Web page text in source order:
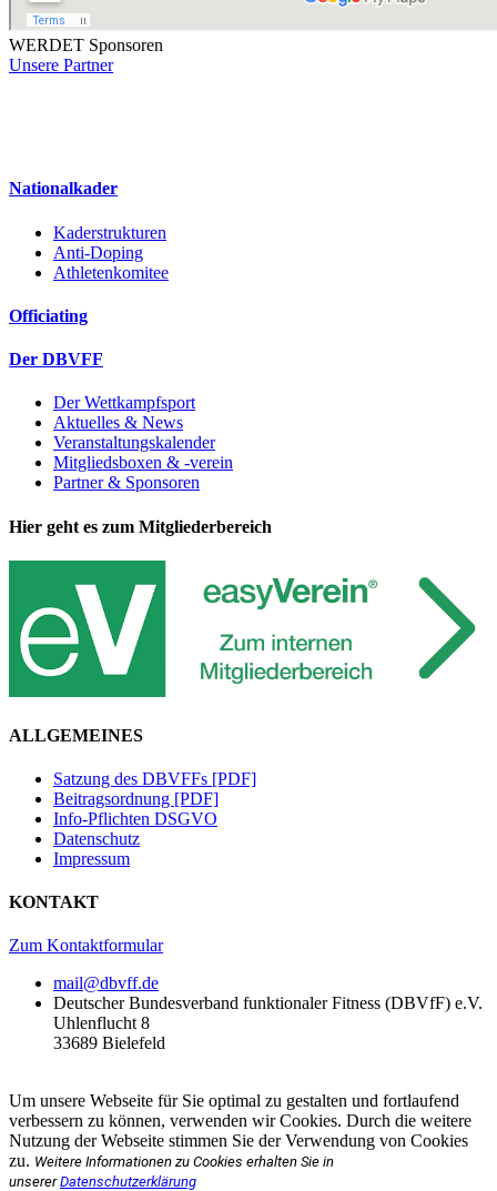
WERDET Sponsoren
Unsere Partner
Nationalkader
Kaderstrukturen
Anti-Doping
Athletenkomitee
Officiating
Der DBVFF
Der Wettkampfsport
Aktuelles & News
Veranstaltungskalender
Mitgliedsboxen & -verein
Partner & Sponsoren
Hier geht es zum Mitgliederbereich
ALLGEMEINES
Satzung des DBVFFs [PDF]
Beitragsordnung [PDF]
Info-Pflichten DSGVO
Datenschutz
Impressum
KONTAKT
Zum Kontaktformular
mail@dbvff.de
Deutscher Bundesverband funktionaler Fitness (DBVfF) e.V.
Uhlenflucht 8
33689 Bielefeld
Um unsere Webseite für Sie optimal zu gestalten und fortlaufend
verbessern zu können, verwenden wir Cookies. Durch die weitere
Nutzung der Webseite stimmen Sie der Verwendung von Cookies
zu. Weitere Informationen zu Cookies erhalten Sie in
unsererDatenschutzerklärung